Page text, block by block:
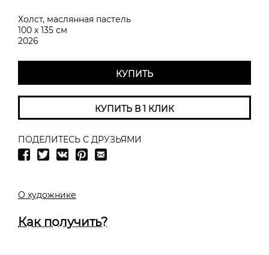
Холст, маслянная пастель
100 х 135 см
2026
КУПИТЬ
КУПИТЬ В 1 КЛИК
ПОДЕЛИТЕСЬ С ДРУЗЬЯМИ
О художнике
Как получить?